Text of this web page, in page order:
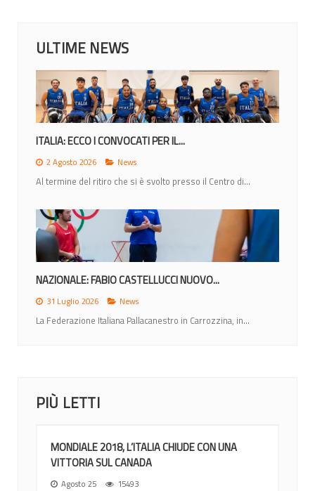
ULTIME NEWS
ITALIA: ECCO I CONVOCATI PER IL...
2 Agosto 2026 News
Al termine del ritiro che si è svolto presso il Centro di...
NAZIONALE: FABIO CASTELLUCCI NUOVO...
31 Luglio 2026 News
La Federazione Italiana Pallacanestro in Carrozzina, in...
PIÙ LETTI
MONDIALE 2018, L’ITALIA CHIUDE CON UNA
VITTORIA SUL CANADA
Agosto 25 15493